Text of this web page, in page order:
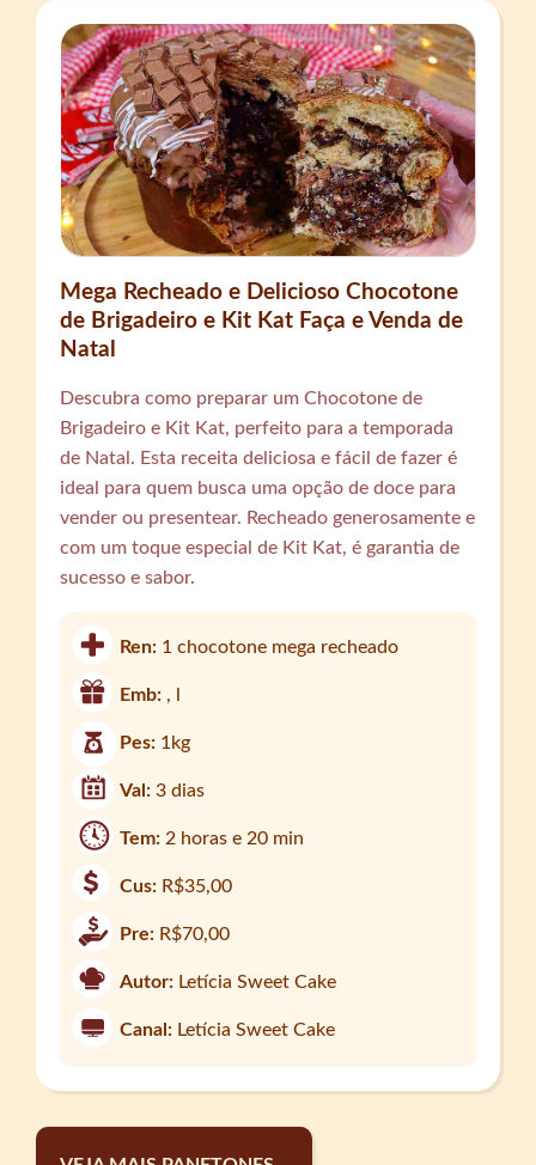
Mega Recheado e Delicioso Chocotone
de Brigadeiro e Kit Kat Faça e Venda de
Natal
Descubra como preparar um Chocotone de
Brigadeiro e Kit Kat, perfeito para a temporada
de Natal. Esta receita deliciosa e fácil de fazer é
ideal para quem busca uma opção de doce para
vender ou presentear. Recheado generosamente e
com um toque especial de Kit Kat, é garantia de
sucesso e sabor.
Ren: 1 chocotone mega recheado
Emb: , l
Pes: 1kg
Val:3 dias
Tem:2 horas e 20 min
Cus: R$35,00
Pre: R$70,00
Autor: Letícia Sweet Cake
Canal: Letícia Sweet Cake